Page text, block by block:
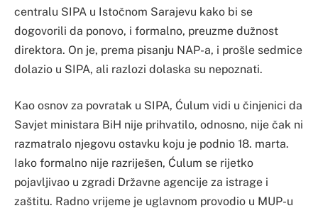
centralu SIPA u Istočnom Sarajevu kako bi se
dogovorili da ponovo, i formalno, preuzme dužnost
direktora. On je, prema pisanju NAP-a, i prošle sedmice
dolazio u SIPA, ali razlozi dolaska su nepoznati.
Kao osnov za povratak u SIPA, Ćulum vidi u činjenici da
Savjet ministara BiH nije prihvatilo, odnosno, nije čak ni
razmatralo njegovu ostavku koju je podnio 18. marta.
Iako formalno nije razriješen, Ćulum se rijetko
pojavljivao u zgradi Državne agencije za istrage i
zaštitu. Radno vrijeme je uglavnom provodio u MUP-u